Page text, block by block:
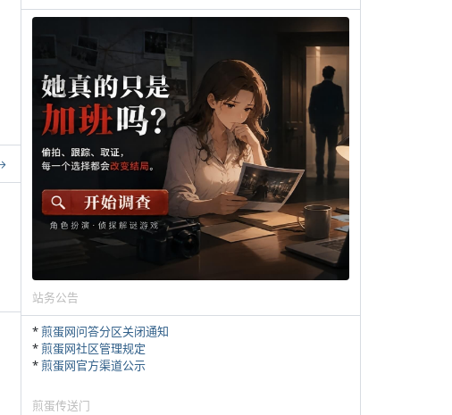
站务公告
*煎蛋网问答分区关闭通知
*煎蛋网社区管理规定
*煎蛋网官方渠道公示
煎蛋传送门